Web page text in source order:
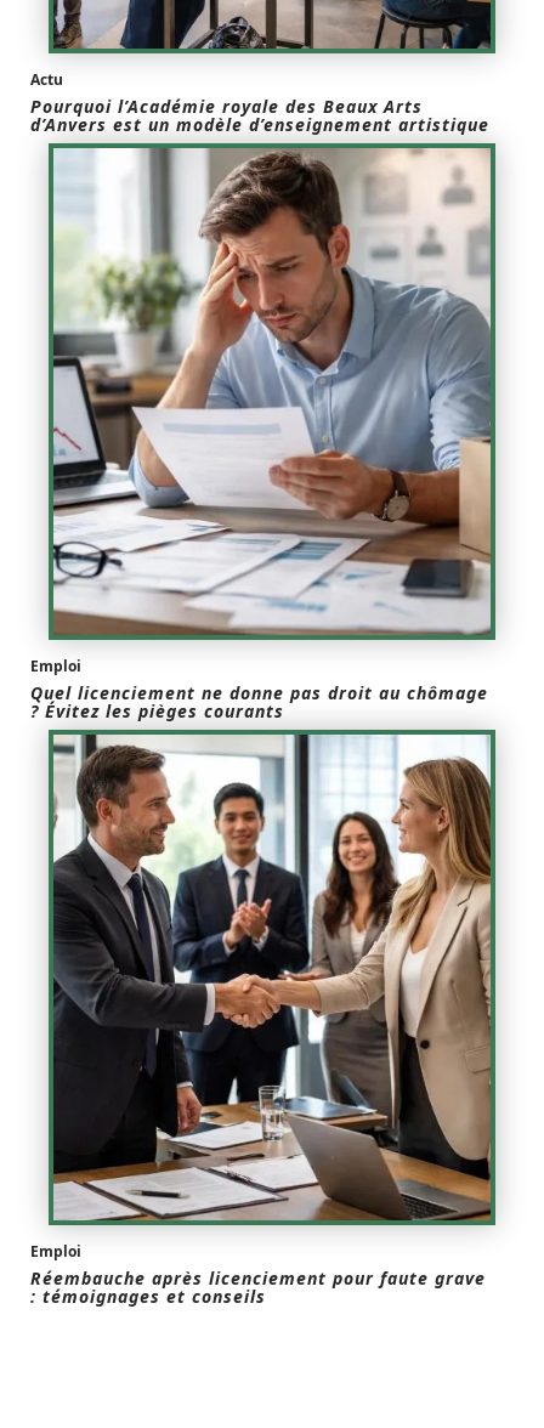
Actu
Pourquoi l’Académie royale des Beaux Arts
d’Anvers est un modèle d’enseignement artistique
Emploi
Quel licenciement ne donne pas droit au chômage
? Évitez les pièges courants
Emploi
Réembauche après licenciement pour faute grave
: témoignages et conseils